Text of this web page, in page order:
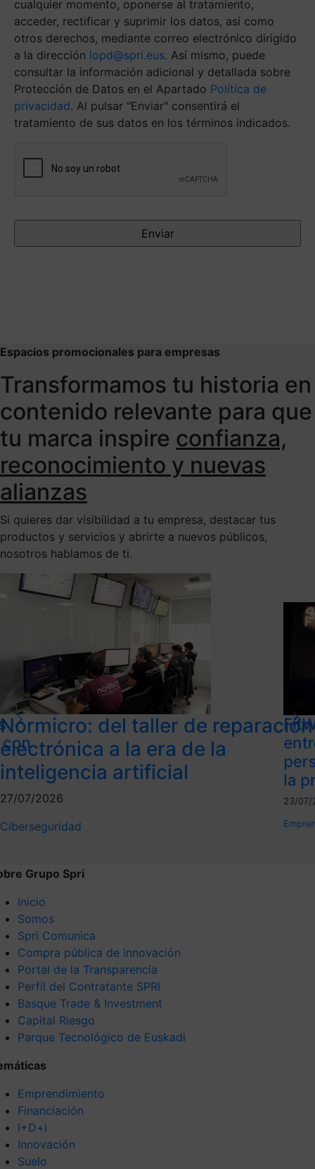
cualquier momento, oponerse al tratamiento,
acceder, rectificar y suprimir los datos, así como
otros derechos, mediante correo electrónico dirigido
a la dirección lopd@spri.eus. Así mismo, puede
consultar la información adicional y detallada sobre
Protección de Datos en el Apartado Política de
privacidad. Al pulsar "Enviar" consentirá el
tratamiento de sus datos en los términos indicados.
Espacios promocionales para empresas
Transformamos tu historia en
contenido relevante para que
tu marca inspire confianza,
reconocimiento y nuevas
alianzas
Si quieres dar visibilidad a tu empresa, destacar tus
productos y servicios y abrirte a nuevos públicos,
nosotros hablamos de ti.
Normicro: del taller de reparación
electrónica a la era de la
inteligencia artificial
27/07/2026
Ciberseguridad
la
23/07/
Grupo Spri
Inicio
Somos
Spri Comunica
Compra pública de innovación
Portal de la Transparencia
Perfil del Contratante SPRI
Basque Trade & Investment
Capital Riesgo
Parque Tecnológico de Euskadi
Emprendimiento
Financiación
I+D+i
Innovación
Suelo